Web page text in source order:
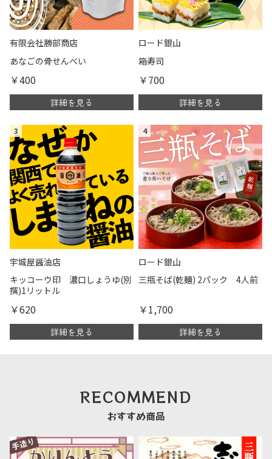
有限会社勝部商店
あなごの骨せんべい
￥400
詳細を見る
ロード銀山
箱寿司
￥700
詳細を見る
3
宇城屋醤油店
キッコーウ印 濃口しょうゆ(別
撰)1リットル
￥620
詳細を見る
4
ロード銀山
三瓶そば(乾麺) 2パック 4人前
￥1,700
詳細を見る
RECOMMEND
おすすめ商品